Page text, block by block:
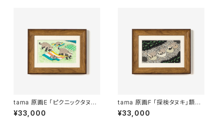
tama 原画E 「ピクニックタヌキ」
額装込み
¥33,000
tama 原画F 「探検タヌキ」額装
込み
¥33,000